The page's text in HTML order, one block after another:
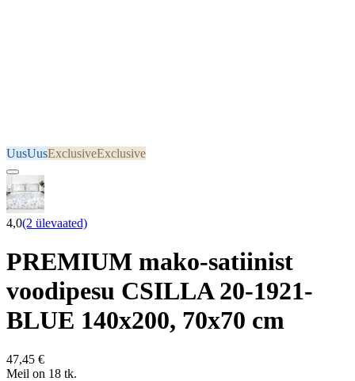
UusUusExclusiveExclusive
4,0(2 ülevaated)
PREMIUM mako-satiinist
voodipesu CSILLA 20-1921-
BLUE 140x200, 70x70 cm
47,45 €
Meil on 18 tk.